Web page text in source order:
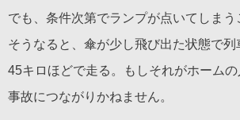
でも、条件次第でランプが点いてしまう
そうなると、傘が少し飛び出た状態で
45キロほどで走る。もしそれがホーム
事故につながりかねません。